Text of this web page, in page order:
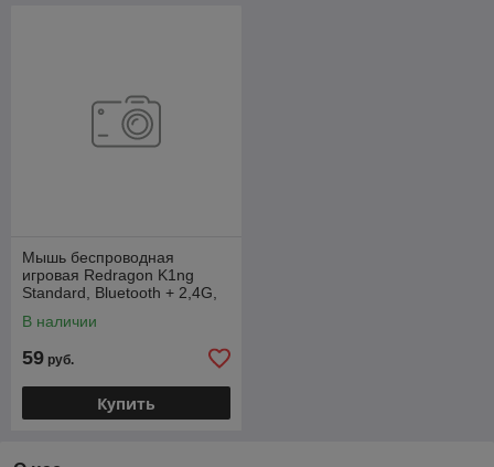
Мышь беспроводная
игровая Redragon K1ng
Standard, Bluetooth + 2,4G,
12000dpi
В наличии
59 руб.
Купить